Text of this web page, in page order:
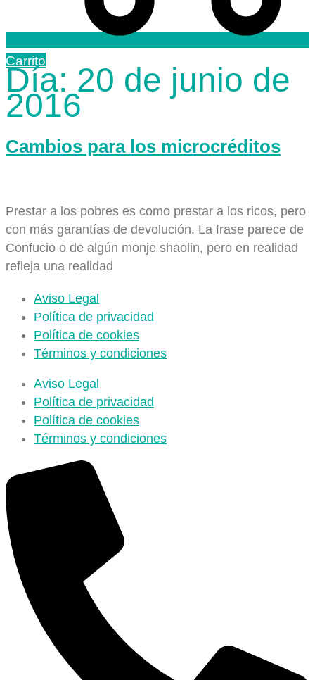
Carrito
Día: 20 de junio de
2016
Cambios para los microcréditos
Prestar a los pobres es como prestar a los ricos, pero
con más garantías de devolución. La frase parece de
Confucio o de algún monje shaolin, pero en realidad
refleja una realidad
Aviso Legal
Política de privacidad
Política de cookies
Términos y condiciones
Aviso Legal
Política de privacidad
Política de cookies
Términos y condiciones